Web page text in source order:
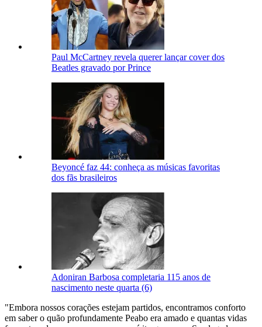
Paul McCartney revela querer lançar cover dos
Beatles gravado por Prince
Beyoncé faz 44: conheça as músicas favoritas
dos fãs brasileiros
Adoniran Barbosa completaria 115 anos de
nascimento neste quarta (6)
"Embora nossos corações estejam partidos, encontramos conforto
em saber o quão profundamente Peabo era amado e quantas vidas